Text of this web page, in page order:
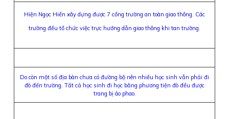
Hiện Ngọc Hiển xây dựng được 7 cổng trường an toàn giao thông. Các
trường đều tổ chức việc trực hướng dẫn giao thông khi tan trường.
Do còn một số địa bàn chưa có đường bộ nên nhiều học sinh vẫn phải đi
đò đến trường. Tất cả học sinh đi học bằng phương tiện đò đều được
trang bị áo phao.